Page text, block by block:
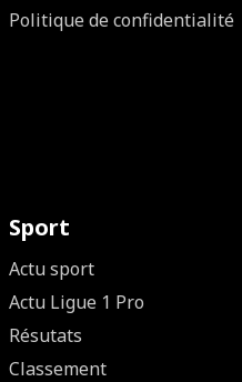
Politique de confidentialité
Sport
Actu sport
Actu Ligue 1 Pro
Résutats
Classement